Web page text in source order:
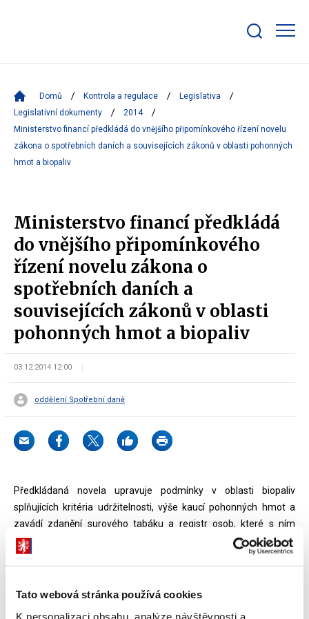
Tato webová stránka používá cookies
K personalizaci obsahu, analýze návštěvnosti a
bar
Domů Kontrola a regulace
Legislativa
Legislativní dokumenty
2014
Ministerstvo financí předkládá do vnějšího připomínkového řízení novelu
zákona o spotřebních daních a souvisejících zákonů v oblasti pohonných
hmot a biopaliv
Ministerstvo financí předkládá
do vnějšího připomínkového
řízení novelu zákona o
spotřebních daních a
souvisejících zákonů v oblasti
pohonných hmot a biopaliv
03.12.2014 12:00
oddělení Spotřební daně
Předkládaná novela upravuje podmínky v oblasti biopaliv
splňujících kritéria udržitelnosti, výše kaucí pohonných hmot a
zavádí zdanění surového tabáku a registr osob, které s ním
nakládají. Účinnost novely je navržena k 1. červenci 2015.
E85. Dalším opatřením je přechod na průběžný systém sledování